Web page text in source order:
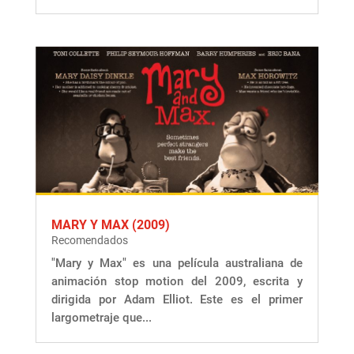
MARY Y MAX (2009)
Recomendados
"Mary y Max" es una película australiana de
animación stop motion del 2009, escrita y
dirigida por Adam Elliot. Este es el primer
largometraje que...